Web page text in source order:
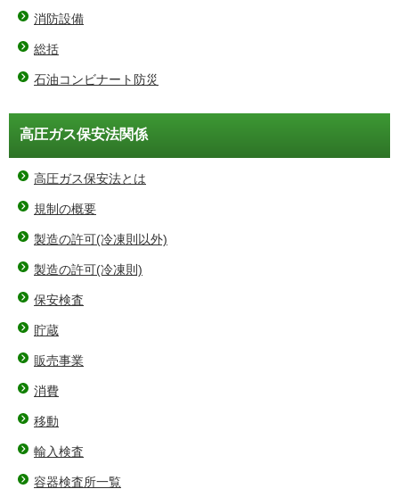
消防設備
総括
石油コンビナート防災
高圧ガス保安法関係
高圧ガス保安法とは
規制の概要
製造の許可(冷凍則以外)
製造の許可(冷凍則)
保安検査
貯蔵
販売事業
消費
移動
輸入検査
容器検査所一覧